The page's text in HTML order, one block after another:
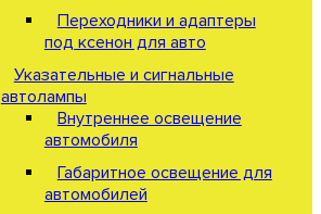
Переходники и адаптеры
под ксенон для авто
Указательные и сигнальные
автолампы
Внутреннее освещение
автомобиля
Габаритное освещение для
автомобилей